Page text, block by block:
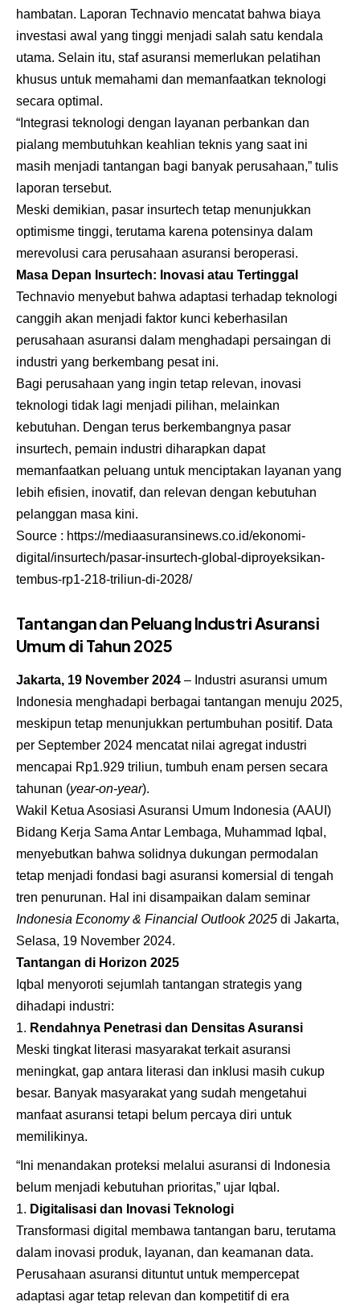
hambatan. Laporan Technavio mencatat bahwa biaya
investasi awal yang tinggi menjadi salah satu kendala
utama. Selain itu, staf asuransi memerlukan pelatihan
khusus untuk memahami dan memanfaatkan teknologi
secara optimal.
“Integrasi teknologi dengan layanan perbankan dan
pialang membutuhkan keahlian teknis yang saat ini
masih menjadi tantangan bagi banyak perusahaan,” tulis
laporan tersebut.
Meski demikian, pasar insurtech tetap menunjukkan
optimisme tinggi, terutama karena potensinya dalam
merevolusi cara perusahaan asuransi beroperasi.
Masa Depan Insurtech: Inovasi atau Tertinggal
Technavio menyebut bahwa adaptasi terhadap teknologi
canggih akan menjadi faktor kunci keberhasilan
perusahaan asuransi dalam menghadapi persaingan di
industri yang berkembang pesat ini.
Bagi perusahaan yang ingin tetap relevan, inovasi
teknologi tidak lagi menjadi pilihan, melainkan
kebutuhan. Dengan terus berkembangnya pasar
insurtech, pemain industri diharapkan dapat
memanfaatkan peluang untuk menciptakan layanan yang
lebih efisien, inovatif, dan relevan dengan kebutuhan
pelanggan masa kini.
Source : https://mediaasuransinews.co.id/ekonomi-
digital/insurtech/pasar-insurtech-global-diproyeksikan-
tembus-rp1-218-triliun-di-2028/
Tantangan dan Peluang Industri Asuransi
Umum di Tahun 2025
Jakarta, 19 November 2024 – Industri asuransi umum
Indonesia menghadapi berbagai tantangan menuju 2025,
meskipun tetap menunjukkan pertumbuhan positif. Data
per September 2024 mencatat nilai agregat industri
mencapai Rp1.929 triliun, tumbuh enam persen secara
tahunan (year-on-year).
Wakil Ketua Asosiasi Asuransi Umum Indonesia (AAUI)
Bidang Kerja Sama Antar Lembaga, Muhammad Iqbal,
menyebutkan bahwa solidnya dukungan permodalan
tetap menjadi fondasi bagi asuransi komersial di tengah
tren penurunan. Hal ini disampaikan dalam seminar
Indonesia Economy & Financial Outlook 2025 di Jakarta,
Selasa, 19 November 2024.
Tantangan di Horizon 2025
Iqbal menyoroti sejumlah tantangan strategis yang
dihadapi industri:
Rendahnya Penetrasi dan Densitas Asuransi
Meski tingkat literasi masyarakat terkait asuransi
meningkat, gap antara literasi dan inklusi masih cukup
besar. Banyak masyarakat yang sudah mengetahui
manfaat asuransi tetapi belum percaya diri untuk
memilikinya.
“Ini menandakan proteksi melalui asuransi di Indonesia
belum menjadi kebutuhan prioritas,” ujar Iqbal.
Digitalisasi dan Inovasi Teknologi
Transformasi digital membawa tantangan baru, terutama
dalam inovasi produk, layanan, dan keamanan data.
Perusahaan asuransi dituntut untuk mempercepat
adaptasi agar tetap relevan dan kompetitif di era